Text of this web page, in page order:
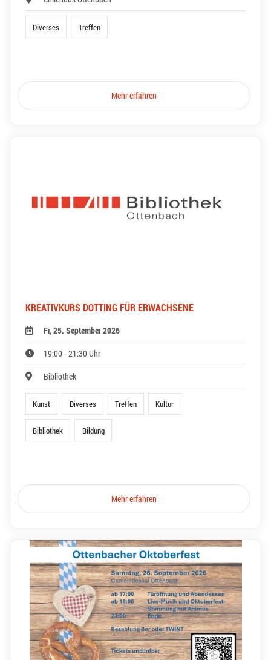
Diverses Treffen
Mehr erfahren
KREATIVKURS DOTTING FÜR ERWACHSENE
Fr, 25. September 2026
19:00 - 21:30 Uhr
Bibliothek
Kunst Diverses Treffen Kultur
Bibliothek Bildung
Mehr erfahren